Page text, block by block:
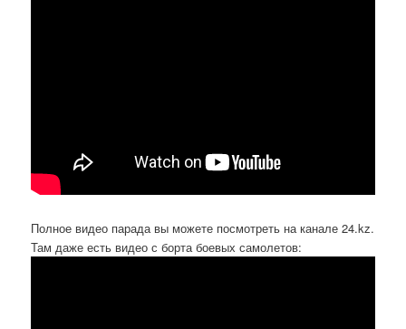
Полное видео парада вы можете посмотреть на канале 24.kz.
Там даже есть видео с борта боевых самолетов: